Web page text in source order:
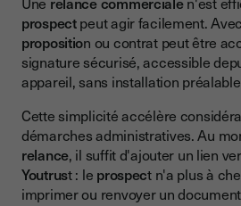
prospectpeut agir facilement. Avec
proposition ou contrat peut être
signature sécurisé, accessible
appareil, sans installation
Cette simplicité accélère
démarches administratives. Au
relance, il suffit d'ajouter un lien
Youtrust : le prospect n'a plus à
imprimer ou renvoyer un